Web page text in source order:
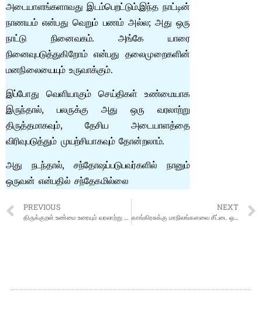
அடையாளங்களாவது இடம்பெறட்டும்.இந்த நாட்டின்
நாணயம் என்பது வெறும் பணம் அல்ல; அது ஒரு
நாட்டு நினைவகம். அங்கே யாரை
நினைவுபடுத்துகிறோம் என்பது தலைமுறைகளின்
மனநிலையையும் உருவாக்கும்.
இப்போது வெளியாகும் செய்திகள் உண்மையாக
இருந்தால், பலருக்கு அது ஒரு வரலாற்று
திருத்தமாகவும், தேசிய அடையாளத்தை
விரிவுபடுத்தும் முயற்சியாகவும் தோன்றலாம்.
அது நடந்தால், சந்தோஷப்படுபவர்களில் நானும்
ஒருவன் என்பதில் சந்தேகமில்லை
PREVIOUS NEXT
காங்கிரசுக்கு மாநிலங்களவை சீட்டை ஒதுக்கியது தவெக